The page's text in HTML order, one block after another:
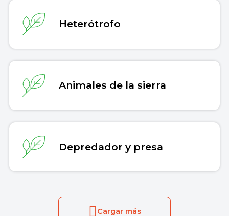
Heterótrofo
Animales de la sierra
Depredador y presa
Cargar más